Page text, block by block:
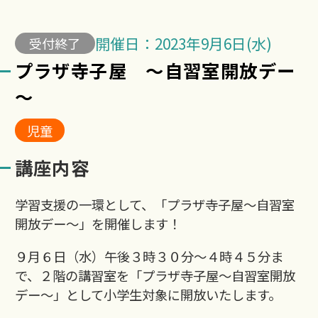
受付終了 開催日：2023年9月6日(水)
プラザ寺子屋 ～自習室開放デー
～
児童
講座内容
学習支援の一環として、「プラザ寺子屋～自習室
開放デー～」を開催します！
９月６日（水）午後３時３０分～４時４５分ま
で、２階の講習室を「プラザ寺子屋～自習室開放
デー～」として小学生対象に開放いたします。